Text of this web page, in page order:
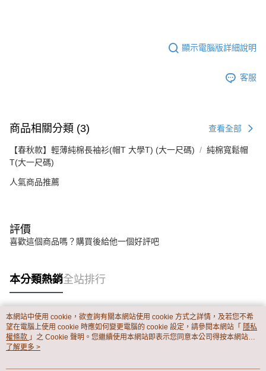
顯示電腦版詳細說明
客服
商品相關分類 (3) 查看全部
【春秋款】輕薄純棉長袖衫(帽T 大學T) (大一尺碼)
純棉寬鬆帽
T(大一尺碼)
人氣商品推薦
評價
喜歡這個商品嗎？購買後給他一個好評吧
本分類熱銷全站排行
熱門標籤
本網站中使用 cookie，欲查詢有關本網站使用 cookie 方式之詳情，及若您不希
望在電腦上使用 cookie 時應如何變更電腦的 cookie 設定，請參閱本網站「 隱私
權條款 」之 Cookie 聲明。您繼續使用本網站即表示您同意本公司得按本網站使
用條款之 Cookie 聲明使用 cookie。
了解更多 >